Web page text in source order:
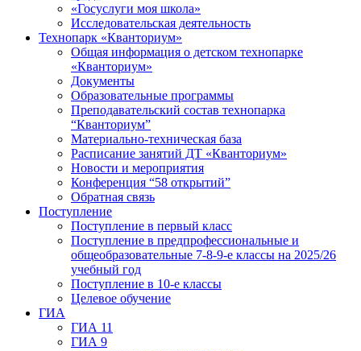
«Госуслуги моя школа»
Исследовательская деятельность
Технопарк «Кванториум»
Общая информация о детском технопарке
«Кванториум»
Документы
Образовательные программы
Преподавательский состав технопарка
“Кванториум”
Материально-техническая база
Расписание занятий ДТ «Кванториум»
Новости и мероприятия
Конференция “58 открытий”
Обратная связь
Поступление
Поступление в первый класс
Поступление в предпрофессиональные и
общеобразовательные 7-8-9-е классы на 2025/26
учебный год
Поступление в 10-е классы
Целевое обучение
ГИА
ГИА 11
ГИА 9